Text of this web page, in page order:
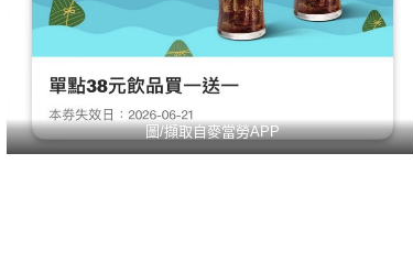
圖/擷取自麥當勞APP